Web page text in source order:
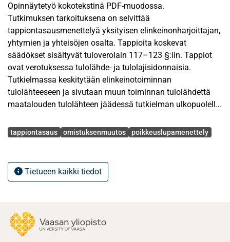
Opinnäytetyö kokotekstinä PDF-muodossa.
Tutkimuksen tarkoituksena on selvittää
tappiontasausmenettelyä yksityisen elinkeinonharjoittajan,
yhtymien ja yhteisöjen osalta. Tappioita koskevat
säädökset sisältyvät tuloverolain 117–123 §:iin. Tappiot
ovat verotuksessa tulolähde- ja tulolajisidonnaisia.
Tutkielmassa keskitytään elinkeinotoiminnan
tulolähteeseen ja sivutaan muun toiminnan tulolähdettä
maatalouden tulolähteen jäädessä tutkielman ulkopuolelle.
verotettavaa tuloa kertyy. Tappioiden vähentämisaika on
kymmenen vuotta. Suomessa noudatetaan carry over -
Tappioiden vähentäminen estyy, jos tappiovuoden aikana
tai sen jälkeen yrityksessä tapahtuu TVL 122 §:n mukainen
Avainsanat
tappiontasaus omistuksenmuutos poikkeuslupamenettely
Tietueen kaikki tiedot